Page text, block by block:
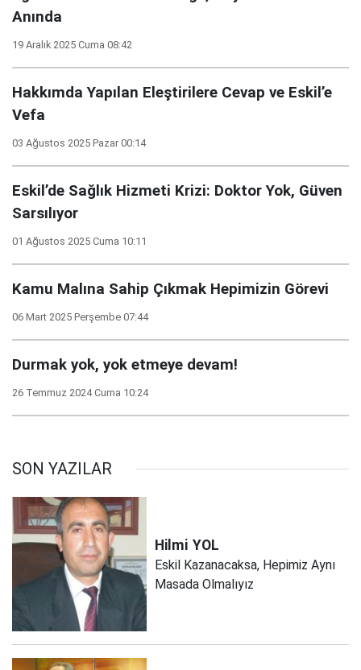
Anında
19 Aralık 2025 Cuma 08:42
Hakkımda Yapılan Eleştirilere Cevap ve Eskil’e
Vefa
03 Ağustos 2025 Pazar 00:14
Eskil’de Sağlık Hizmeti Krizi: Doktor Yok, Güven
Sarsılıyor
01 Ağustos 2025 Cuma 10:11
Kamu Malına Sahip Çıkmak Hepimizin Görevi
06 Mart 2025 Perşembe 07:44
Durmak yok, yok etmeye devam!
26 Temmuz 2024 Cuma 10:24
SON YAZILAR
Hilmi YOL
Eskil Kazanacaksa, Hepimiz Aynı
Masada Olmalıyız